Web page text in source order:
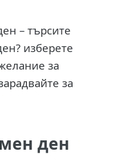
– търсите
изберете
за
за
ден